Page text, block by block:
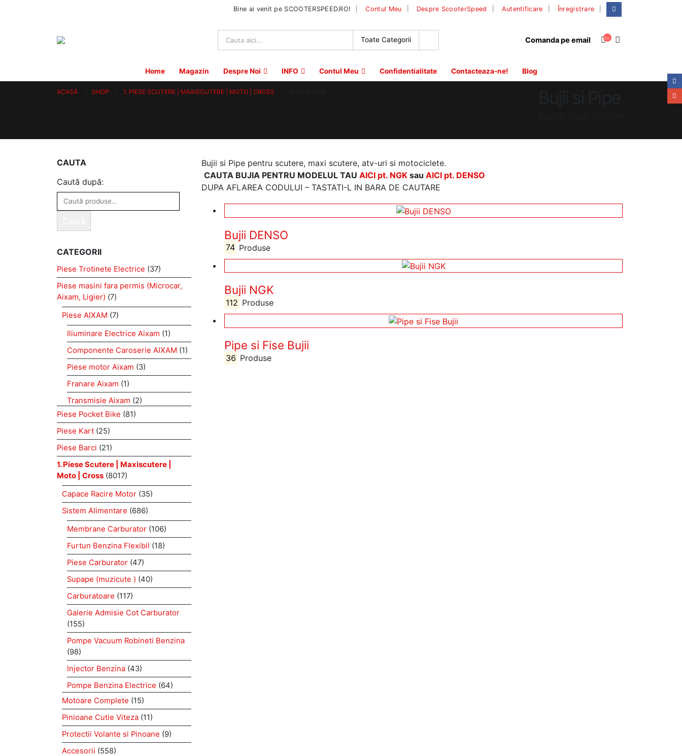
Bine ai venit pe SCOOTERSPEED.RO! Contul Meu Despre ScooterSpeed Autentificare Înregistrare
Comanda pe email
Home Magazin Despre Noi INFO Contul Meu Confidentialitate Contacteaza-ne! Blog
ACASĂ SHOP 1. PIESE SCUTERE | MAXISCUTERE | MOTO | CROSS
Bujii si Pipe pentru scutere, maxi scutere, atv-uri si motociclete.
CAUTA BUJIA PENTRU MODELUL TAU AICI pt. NGK sau AICI pt. DENSO
DUPA AFLAREA CODULUI – TASTATI-L IN BARA DE CAUTARE
Bujii DENSO
74 Produse
Bujii NGK
112 Produse
Pipe si Fise Bujii
36 Produse
CAUTA
Caută după:
CATEGORII
Piese Trotinete Electrice (37)
Piese masini fara permis (Microcar,
Aixam, Ligier) (7)
Piese AIXAM (7)
Iliuminare Electrice Aixam (1)
Componente Caroserie AIXAM (1)
Piese motor Aixam (3)
Franare Aixam (1)
Transmisie Aixam (2)
Piese Pocket Bike (81)
Piese Kart (25)
Piese Barci (21)
1. Piese Scutere | Maxiscutere |
Moto | Cross (8017)
Capace Racire Motor (35)
Sistem Alimentare (686)
Membrane Carburator (106)
Furtun Benzina Flexibil (18)
Piese Carburator (47)
Supape (muzicute ) (40)
Carburatoare (117)
Galerie Admisie Cot Carburator
(155)
Pompe Vacuum Robineti Benzina
(98)
Injector Benzina (43)
Pompe Benzina Electrice (64)
Motoare Complete (15)
Pinioane Cutie Viteza (11)
Protectii Volante si Pinoane (9)
Accesorii (558)